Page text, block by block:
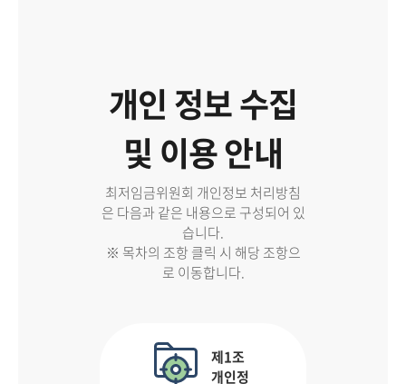
개인 정보 수집
및 이용 안내
최저임금위원회 개인정보 처리방침
은 다음과 같은 내용으로 구성되어 있
습니다.
※ 목차의 조항 클릭 시 해당 조항으
로 이동합니다.
제1조
개인정